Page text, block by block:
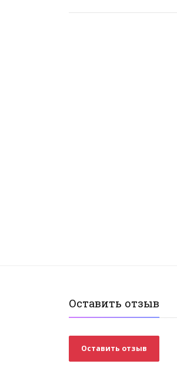
Оставить отзыв
Оставить отзыв